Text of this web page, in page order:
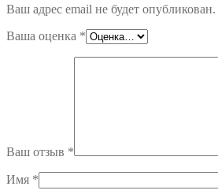
Ваш адрес email не будет опубликован.
Ваша оценка *
Ваш отзыв *
Имя *